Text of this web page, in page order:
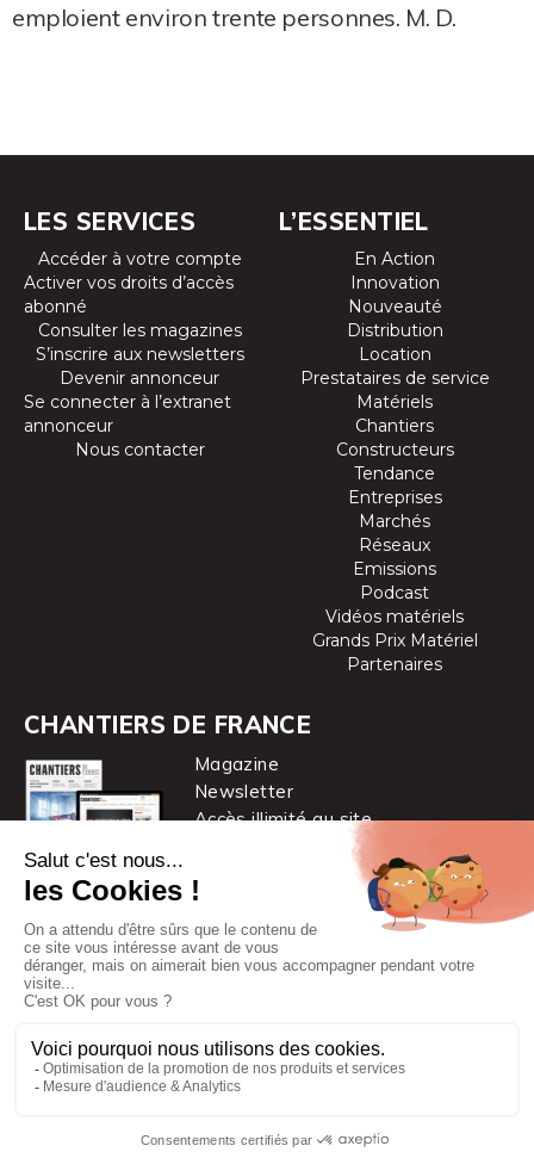
emploient environ trente personnes. M. D.
LES SERVICES
Accéder à votre compte
Activer vos droits d’accès
abonné
Consulter les magazines
S’inscrire aux newsletters
Devenir annonceur
Se connecter à l’extranet
annonceur
Nous contacter
L’ESSENTIEL
En Action
Innovation
Nouveauté
Distribution
Location
Prestataires de service
Matériels
Chantiers
Constructeurs
Tendance
Entreprises
Marchés
Réseaux
Emissions
Podcast
Vidéos matériels
Grands Prix Matériel
Partenaires
CHANTIERS DE FRANCE
Magazine
Newsletter
Accès illimité au site
Chantiers de France est une marque